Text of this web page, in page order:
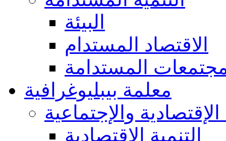
البيئة
الاقتصاد المستدام
المستدامة
معلمة بيبليوغرافية
الإقتصادية والإجتماعية
التنمية الإقتصادية